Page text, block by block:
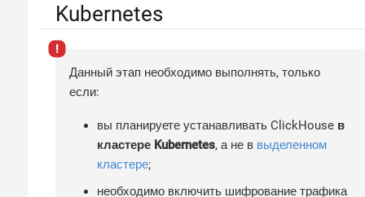
Kubernetes
Данный этап необходимо выполнять, только
если:
вы планируете устанавливать ClickHouse в
кластере Kubernetes, а не в выделенном
кластере;
необходимо включить шифрование трафика